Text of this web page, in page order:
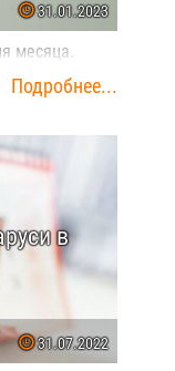
31.01.2023
месяца.
Подробнее...
в
31.07.2022